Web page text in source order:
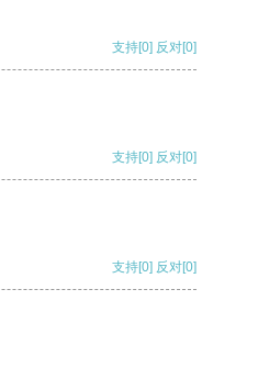
支持[0] 反对[0]
支持[0] 反对[0]
支持[0] 反对[0]